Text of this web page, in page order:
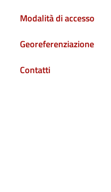
Modalità di accesso
Georeferenziazione
Contatti